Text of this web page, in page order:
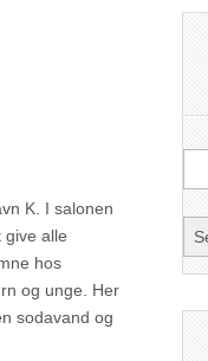
K. I salonen
give alle
hos
og unge. Her
sodavand og